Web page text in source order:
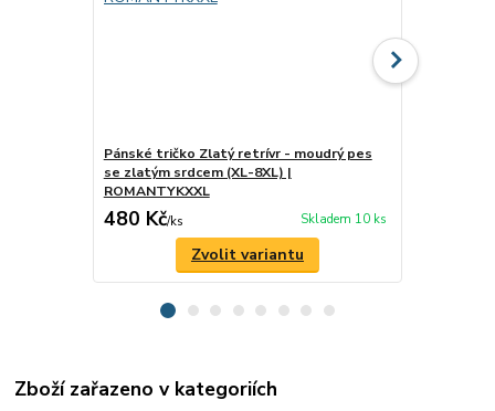
Pánské tričko Zlatý retrívr - moudrý pes
se zlatým srdcem (XL-8XL) |
ROMANTYKXXL
480 Kč/ks Skladem 10 ks
Zvolit variantu
Zboží zařazeno v kategoriích